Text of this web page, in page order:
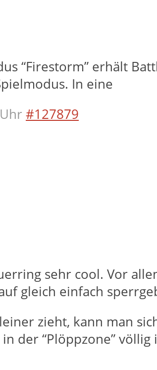
“Firestorm” erhält
In eine
#127879
sehr cool. Vor
gleich einfach
zieht, kann man
der “Plöppzone”